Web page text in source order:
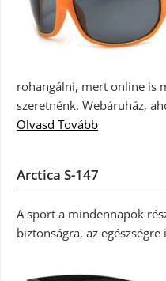
rohangálni, mert online is
szeretnénk. Webáruház,
Olvasd Tovább
Arctica S-147
A sport a mindennapok
biztonságra, az